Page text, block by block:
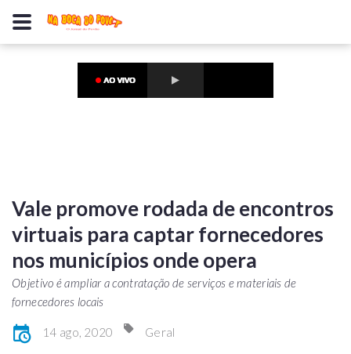
Vale promove rodada de encontros
virtuais para captar fornecedores
nos municípios onde opera
Objetivo é ampliar a contratação de serviços e materiais de
fornecedores locais
14 ago, 2020 Geral